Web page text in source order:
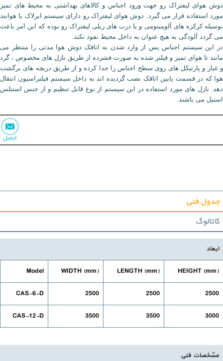
دوش هوای لیفتراک رو جهت ورود اجناس و کالاهای بهداشتی به محیط های تمیز
مورد استفاده قرار می گیرد. دوش هوای لیفتراک رو دارای سیستم ایرلاک یا هوابند
بوسیله کرکره های آلومینومی و یا درب های ریلی لیفتراک رو بوده که این امر باعث
می گردد آلودگی به هیچ عنوان به داخل محیط نفوذ نکند.
در این سیستم اجناس پس از وارد شدن به اتاقک دوش هوا مدتی را منتظر می
مانند تا هوای تمیز و فیلتر شده به صورت فشرده از طریق نازل های مخصوص ، گرد
و غبار و پارتیکل های روی سطح اجناس را جدا کرده و از طریق دریچه های برگشت
هوا که در قسمت پایین اتاقک نصب گردیده اند به داخل سیستم فیلتراسیون انتقال
دهد. نازل های مورد استفاده در این سیستم از نوع قابل تنظیم و از جنس استنلس
استیل می باشند.
ایمیل
جدول فنی
کاتالوگ
ابعاد
(HEIGHT (mm
(LENGTH (mm
(WIDTH (mm
Model
2500
2500
2500
CAS-6-D
3000
3500
3500
CAS-12-D
مشخصات فنی